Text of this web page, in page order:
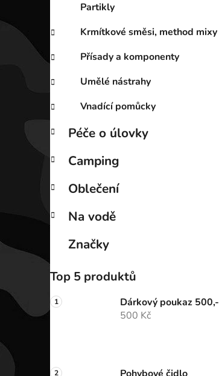
Partikly
Krmítkové směsi, method mixy
Přísady a komponenty
Umělé nástrahy
Vnadící pomůcky
Péče o úlovky
Camping
Oblečení
Na vodě
Značky
Top 5 produktů
Dárkový poukaz 500,-
500 Kč